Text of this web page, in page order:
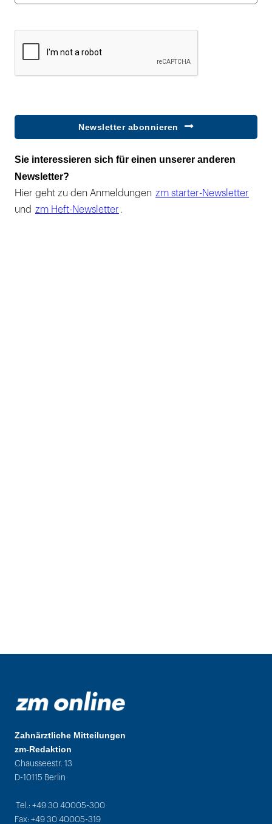
Newsletter abonnieren
Sie interessieren sich für einen unserer anderen
Newsletter?
Hier geht zu den Anmeldungen zm starter-Newsletter
und zm Heft-Newsletter .
Zahnärztliche Mitteilungen
zm-Redaktion
Chausseestr. 13
D-10115 Berlin
Tel.: +49 30 40005-300
Fax: +49 30 40005-319